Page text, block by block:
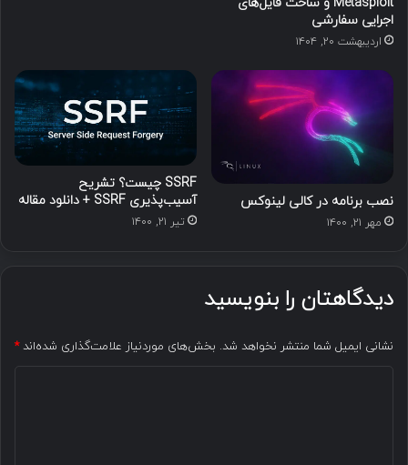
اجرایی سفارشی
اردیبهشت ۲۰, ۱۴۰۴
نصب برنامه در کالی لینوکس
مهر ۲۱, ۱۴۰۰
SSRF چیست؟ تشریح
آسیب‌پذیری SSRF + دانلود مقاله
تیر ۲۱, ۱۴۰۰
دیدگاهتان را بنویسید
نشانی ایمیل شما منتشر نخواهد شد. بخش‌های موردنیاز علامت‌گذاری شده‌اند*